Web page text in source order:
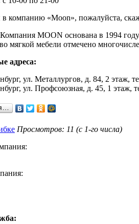
компанию «Moon», пожалуйста,
MOON основана в 1994
мягкой мебели отмечено
адреса:
ул. Металлургов, д. 84, 2 этаж,
ул. Профсоюзная, д. 45, 1 этаж,
Просмотров: 11 (с 1-го числа)